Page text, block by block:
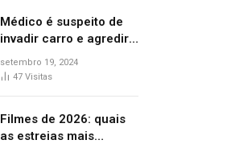
Médico é suspeito de
invadir carro e agredir
delegado aposentado
durante confusão no
setembro 19, 2024
47 Visitas
Filmes de 2026: quais
as estreias mais